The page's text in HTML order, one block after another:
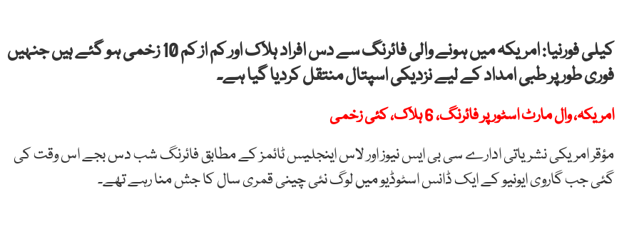
کیلی فورنیا: امریکہ میں ہونے والی فائرنگ سے دس افراد ہلاک اور کم از کم 10 زخمی ہو گئے ہیں جنہیں
فوری طور پر طبی امداد کے لیے نزدیکی اسپتال منتقل کردیا گیا ہے۔
امریکہ، وال مارٹ اسٹور پر فائرنگ، 6 ہلاک، کئی زخمی
مؤقر امریکی نشریاتی ادارے سی بی ایس نیوز اور لاس اینجلیس ٹائمز کے مطابق فائرنگ شب دس بجے اس وقت کی
گئی جب گاروی ایونیو کے ایک ڈانس اسٹوڈیو میں لوگ نئی چینی قمری سال کا جش منا رہے تھے۔